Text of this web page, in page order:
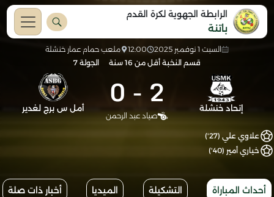
الرابطة الجهوية لكرة القدم
باتنة
السبت 1 نوفمبر 2025 12:00
ملعب حمام عمار خنشلة
قسم النخبة أقل من 16 سنة
الجولة 7
إتحاد خنشلة 2
-
0
صياد عبد الرحمن
أمل س برج لغدير
علاوي علي (27')
خياري أمير (40')
أحداث المباراة التشكيلة الميديا أخبار ذات صلة